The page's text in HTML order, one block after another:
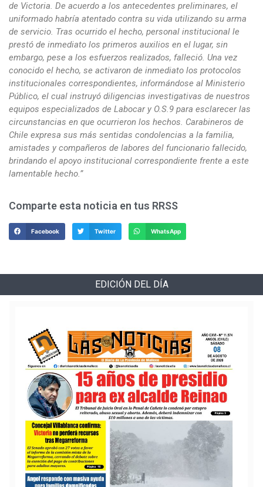
de Victoria. De acuerdo a los antecedentes preliminares, el
uniformado habría atentado contra su vida utilizando su arma
de servicio. Tras ocurrido el hecho, personal institucional le
prestó de inmediato los primeros auxilios en el lugar, sin
embargo, pese a los esfuerzos realizados, falleció. Una vez
conocido el hecho, se activaron de inmediato los protocolos
institucionales correspondientes, informándose al Ministerio
Público, el cual instruyó diligencias investigativas de nuestros
equipos especializados de Labocar y O.S.9 para esclarecer las
circunstancias en que ocurrieron los hechos. Carabineros de
Chile expresa sus más sentidas condolencias a la familia,
amistades y compañeros de labores del funcionario fallecido,
brindando el apoyo institucional correspondiente frente a este
lamentable hecho.”
Comparte esta noticia en tus RRSS
Facebook Twitter WhatsApp
EDICIÓN DEL DÍA